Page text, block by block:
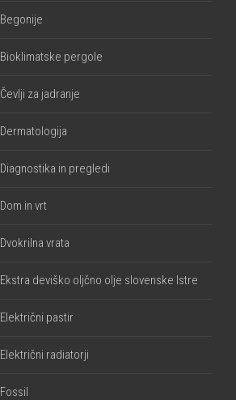
Begonije
Bioklimatske pergole
Čevlji za jadranje
Dermatologija
Diagnostika in pregledi
Dom in vrt
Dvokrilna vrata
Ekstra deviško oljčno olje slovenske Istre
Električni pastir
Električni radiatorji
Fossil